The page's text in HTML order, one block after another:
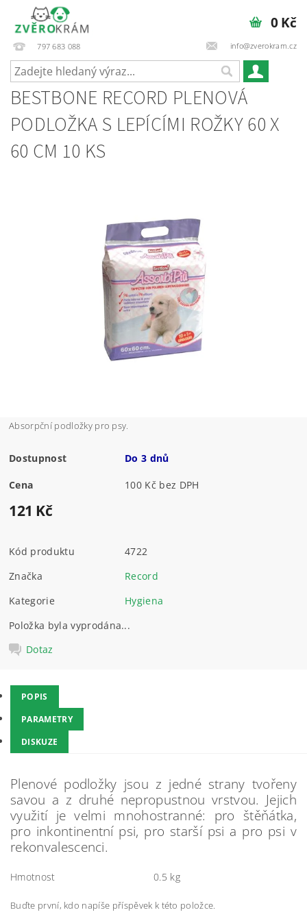
797 683 088 info@zverokram.cz
0 Kč
BESTBONE RECORD PLENOVÁ
PODLOŽKA S LEPÍCÍMI ROŽKY 60 X
60 CM 10 KS
Absorpční podložky pro psy.
Dostupnost Do 3 dnů
Cena 100 Kč bez DPH
121 Kč
Kód produktu
4722
Značka
Record
Kategorie
Hygiena
Položka byla vyprodána...
Dotaz
POPIS
PARAMETRY
DISKUZE
Plenové podložky jsou z jedné strany tvořeny
savou a z druhé nepropustnou vrstvou. Jejich
využití je velmi mnohostranné: pro štěňátka,
pro inkontinentní psi, pro starší psi a pro psi v
rekonvalescenci.
Hmotnost 0.5 kg
Buďte první, kdo napíše příspěvek k této položce.